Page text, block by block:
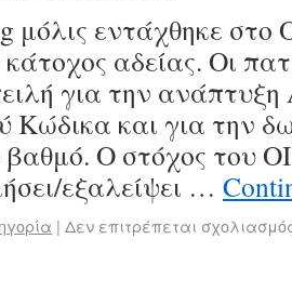
μόλις εντάχθηκε στο
αδείας. Οι
για την
Κώδικα και για την
Ο στόχος του
εξαλείψει …
| Δεν επιτρέπεται